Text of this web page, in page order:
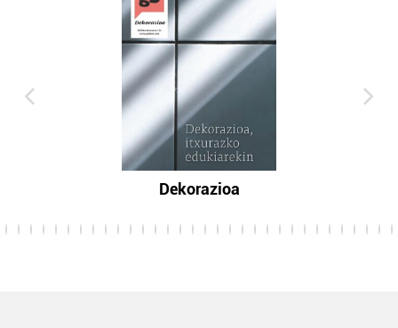
Dekorazioa